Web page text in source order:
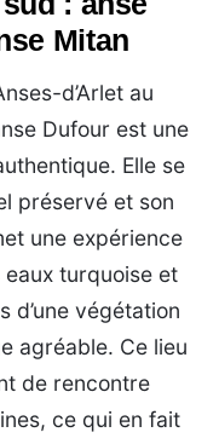
Mitan
d’Arlet au
Dufour est une
Elle se
préservé et son
une expérience
turquoise et
d’une végétation
agréable. Ce lieu
de rencontre
ce qui en fait